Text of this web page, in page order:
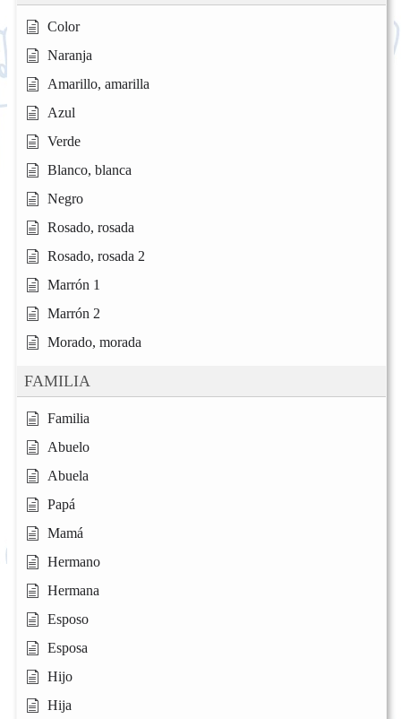
Color
Naranja
Amarillo, amarilla
Azul
Verde
Blanco, blanca
Negro
Rosado, rosada
Rosado, rosada 2
Marrón 1
Marrón 2
Morado, morada
FAMILIA
Familia
Abuelo
Abuela
Papá
Mamá
Hermano
Hermana
Esposo
Esposa
Hijo
Hija